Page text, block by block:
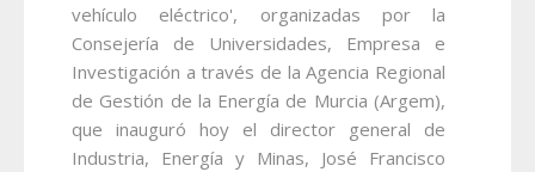
vehículo eléctrico', organizadas por la
Consejería de Universidades, Empresa e
Investigación a través de la Agencia Regional
de Gestión de la Energía de Murcia (Argem),
que inauguró hoy el director general de
Industria, Energía y Minas, José Francisco